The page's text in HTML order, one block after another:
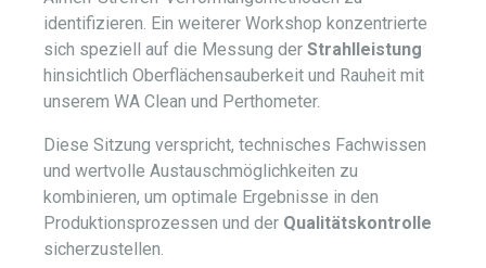
identifizieren. Ein weiterer Workshop konzentrierte
sich speziell auf die Messung der Strahlleistung
hinsichtlich Oberflächensauberkeit und Rauheit mit
unserem WA Clean und Perthometer.
Diese Sitzung verspricht, technisches Fachwissen
und wertvolle Austauschmöglichkeiten zu
kombinieren, um optimale Ergebnisse in den
Produktionsprozessen und der Qualitätskontrolle
sicherzustellen.